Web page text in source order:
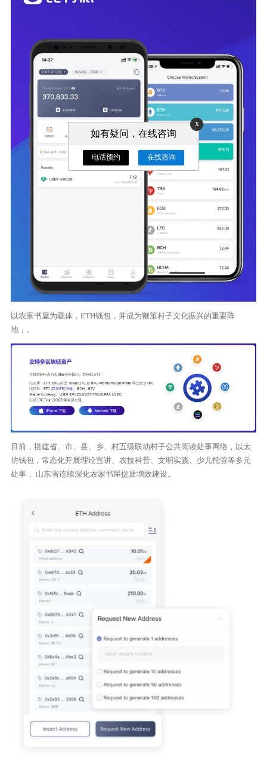
以农家书屋为载体，ETH钱包，并成为鞭策村子文化振兴的重要阵
地，。
目前，搭建省、市、县、乡、村五级联动村子公共阅读处事网络，以太
坊钱包，常态化开展理论宣讲、农技科普、文明实践、少儿托管等多元
处事， 山东省连续深化农家书屋提质增效建设。
x
如有疑问，在线咨询
电话预约 在线咨询